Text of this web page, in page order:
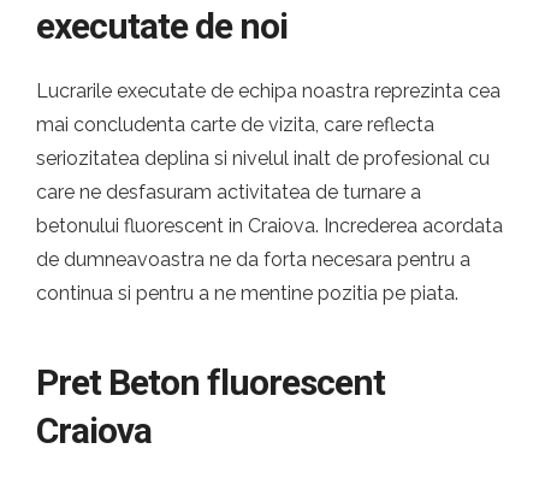
executate de noi
Lucrarile executate de echipa noastra reprezinta cea
mai concludenta carte de vizita, care reflecta
seriozitatea deplina si nivelul inalt de profesional cu
care ne desfasuram activitatea de turnare a
betonului fluorescent in Craiova. Increderea acordata
de dumneavoastra ne da forta necesara pentru a
continua si pentru a ne mentine pozitia pe piata.
Pret Beton fluorescent
Craiova